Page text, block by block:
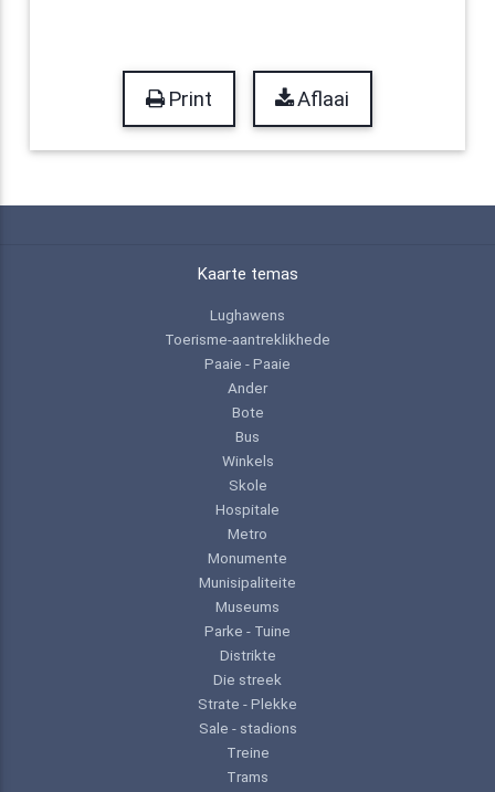
Print Aflaai
Kaarte temas
Lughawens
Toerisme-aantreklikhede
Paaie - Paaie
Ander
Bote
Bus
Winkels
Skole
Hospitale
Metro
Monumente
Munisipaliteite
Museums
Parke - Tuine
Distrikte
Die streek
Strate - Plekke
Sale - stadions
Treine
Trams